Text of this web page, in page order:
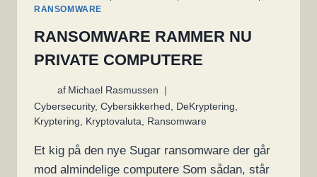
RANSOMWARE
RANSOMWARE RAMMER NU
PRIVATE COMPUTERE
af Michael Rasmussen
Cybersecurity, Cybersikkerhed DeKryptering
Kryptering
Kryptovaluta Ransomware
Et kig på den nye Sugar ransomware der går
mod almindelige computere Som sådan, står